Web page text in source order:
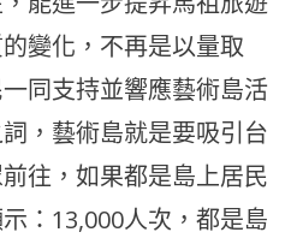
變化，不再是以量取
同支持並響應藝術島活
，藝術島就是要吸引台
往，如果都是島上居民
：13,000人次，都是島